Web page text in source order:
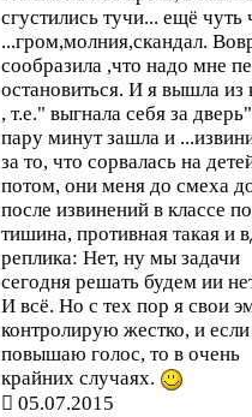
сгустились тучи... ещё чуть
...гром,молния,скандал.
сообразила ,что надо мне
остановиться. И я вышла из
, т.е." выгнала себя за
пару минут зашла и
за то, что сорвалась на
потом, они меня до смеха
после извинений в классе
тишина, противная такая и
реплика: Нет, ну мы задачи
сегодня решать будем ии
И всё. Но с тех пор я свои
контролирую жестко, и если
повышаю голос, то в очень
крайних случаях.
05.07.2015